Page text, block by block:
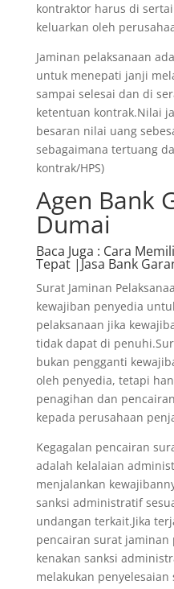
kontraktor harus di
keluarkan oleh
Jaminan pelaksanaan
untuk menepati janji
sampai selesai dan di
ketentuan kontrak.Nilai
besaran nilai uang
sebagaimana tertuang
kontrak/HPS)
Agen Bank
Dumai
Baca Juga : Cara
Tepat |Jasa Bank
Surat Jaminan
kewajiban penyedia
pelaksanaan jika
tidak dapat di
bukan pengganti
oleh penyedia, tetapi
penagihan dan
kepada perusahaan
Kegagalan pencairan
adalah kelalaian
menjalankan
sanksi administratif
undangan terkait.Jika
pencairan surat jaminan
kenakan sanksi
melakukan penyelesaian